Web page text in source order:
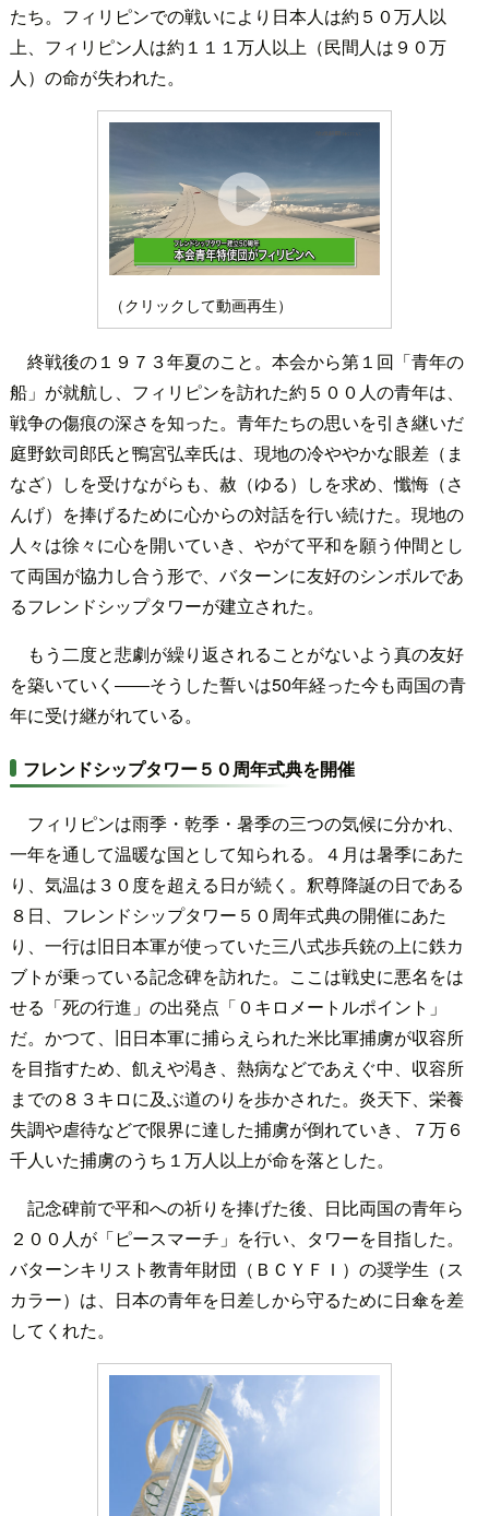
たち。フィリピンでの戦いにより日本人は約５０万人以
上、フィリピン人は約１１１万人以上（民間人は９０万
人）の命が失われた。
（クリックして動画再生）
終戦後の１９７３年夏のこと。本会から第１回「青年の
船」が就航し、フィリピンを訪れた約５００人の青年は、
戦争の傷痕の深さを知った。青年たちの思いを引き継いだ
庭野欽司郎氏と鴨宮弘幸氏は、現地の冷ややかな眼差（ま
なざ）しを受けながらも、赦（ゆる）しを求め、懺悔（さ
んげ）を捧げるために心からの対話を行い続けた。現地の
人々は徐々に心を開いていき、やがて平和を願う仲間とし
て両国が協力し合う形で、バターンに友好のシンボルであ
るフレンドシップタワーが建立された。
もう二度と悲劇が繰り返されることがないよう真の友好
を築いていく――そうした誓いは50年経った今も両国の青
年に受け継がれている。
フレンドシップタワー５０周年式典を開催
フィリピンは雨季・乾季・暑季の三つの気候に分かれ、
一年を通して温暖な国として知られる。４月は暑季にあた
り、気温は３０度を超える日が続く。釈尊降誕の日である
８日、フレンドシップタワー５０周年式典の開催にあた
り、一行は旧日本軍が使っていた三八式歩兵銃の上に鉄カ
ブトが乗っている記念碑を訪れた。ここは戦史に悪名をは
せる「死の行進」の出発点「０キロメートルポイント」
だ。かつて、旧日本軍に捕らえられた米比軍捕虜が収容所
を目指すため、飢えや渇き、熱病などであえぐ中、収容所
までの８３キロに及ぶ道のりを歩かされた。炎天下、栄養
失調や虐待などで限界に達した捕虜が倒れていき、７万６
千人いた捕虜のうち１万人以上が命を落とした。
記念碑前で平和への祈りを捧げた後、日比両国の青年ら
２００人が「ピースマーチ」を行い、タワーを目指した。
バターンキリスト教青年財団（ＢＣＹＦＩ）の奨学生（ス
カラー）は、日本の青年を日差しから守るために日傘を差
してくれた。